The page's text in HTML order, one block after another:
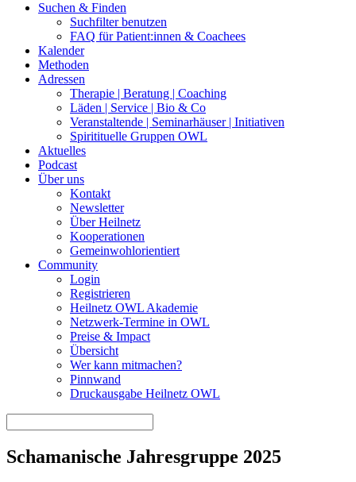
Suchen & Finden
Suchfilter benutzen
FAQ für Patient:innen & Coachees
Kalender
Methoden
Adressen
Therapie | Beratung | Coaching
Läden | Service | Bio & Co
Veranstaltende | Seminarhäuser | Initiativen
Spiritituelle Gruppen OWL
Aktuelles
Podcast
Über uns
Kontakt
Newsletter
Über Heilnetz
Kooperationen
Gemeinwohlorientiert
Community
Login
Registrieren
Heilnetz OWL Akademie
Netzwerk-Termine in OWL
Preise & Impact
Übersicht
Wer kann mitmachen?
Pinnwand
Druckausgabe Heilnetz OWL
Schamanische Jahresgruppe 2025